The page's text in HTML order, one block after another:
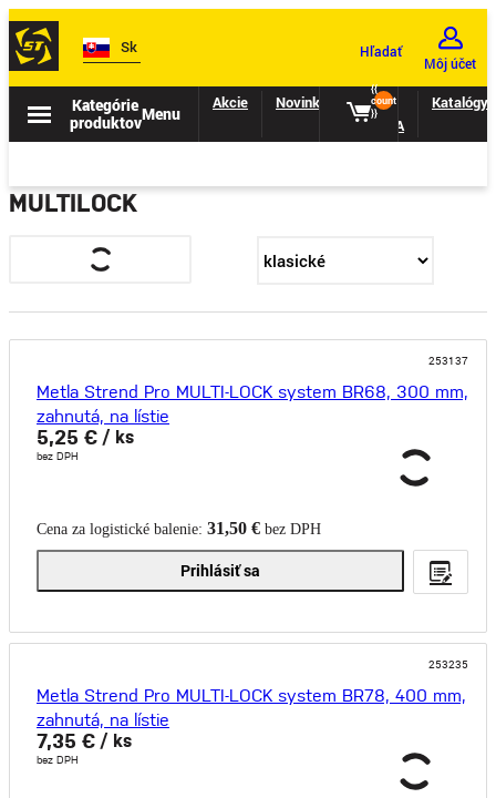
Sk Hľadať
Môj účet
{{
count
}}
Kategórie
produktovMenu
Akcie Novinky
II.
TRIEDA
Katalógy
MULTILOCK
253137
Metla Strend Pro MULTI-LOCK system BR68, 300 mm,
zahnutá, na lístie
5,25 € / ks
bez DPH
Cena za logistické balenie: 31,50 € bez DPH
Prihlásiť sa
253235
Metla Strend Pro MULTI-LOCK system BR78, 400 mm,
zahnutá, na lístie
7,35 € / ks
bez DPH